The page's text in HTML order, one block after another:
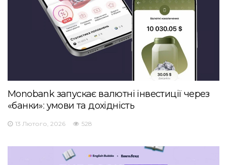
Monobank запускає валютні інвестиції через
«банки»: умови та дохідність
13 Лютого, 2026 528